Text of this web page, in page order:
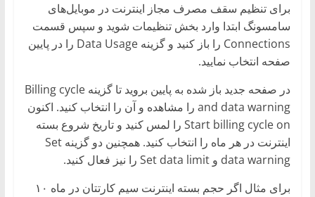
برای تنظیم سقف مصرف مجاز اینترنت در موبایل‌های
سامسونگ ابتدا وارد بخش تنظیمات شوید و سپس قسمت
Connections را باز کنید و گزینه Data Usage را در پایین
صفحه انتخاب نمایید.
در صفحه جدید باز شده به پایین بروید تا گزینه Billing cycle
and data warning را مشاهده و آن را انتخاب کنید. اکنون
Start billing cycle on را لمس کنید و تاریخ شروع بسته
اینترنت در هر ماه را انتخاب کنید. همچنین دو گزینه Set
data warning و Set data limit را نیز فعال کنید.
برای مثال اگر حجم بسته اینترنت سیم کارتتان در ماه ۱۰